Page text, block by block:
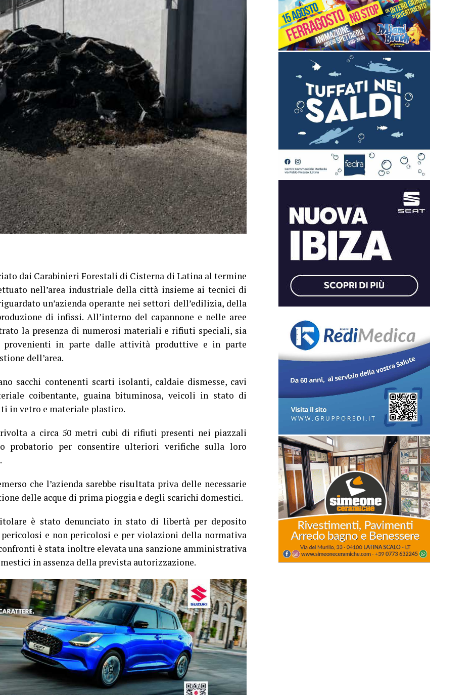
dai Carabinieri Forestali di Cisterna di Latina al termine
nell’area industriale della città insieme ai tecnici di
un’azienda operante nei settori dell’edilizia, della
di infissi. All’interno del capannone e nelle aree
la presenza di numerosi materiali e rifiuti speciali, sia
provenienti in parte dalle attività produttive e in parte
dell’area.
sacchi contenenti scarti isolanti, caldaie dismesse, cavi
coibentante, guaina bituminosa, veicoli in stato di
in vetro e materiale plastico.
a circa 50 metri cubi di rifiuti presenti nei piazzali
probatorio per consentire ulteriori verifiche sulla loro
che l’azienda sarebbe risultata priva delle necessarie
delle acque di prima pioggia e degli scarichi domestici.
è stato denunciato in stato di libertà per deposito
e non pericolosi e per violazioni della normativa
è stata inoltre elevata una sanzione amministrativa
in assenza della prevista autorizzazione.